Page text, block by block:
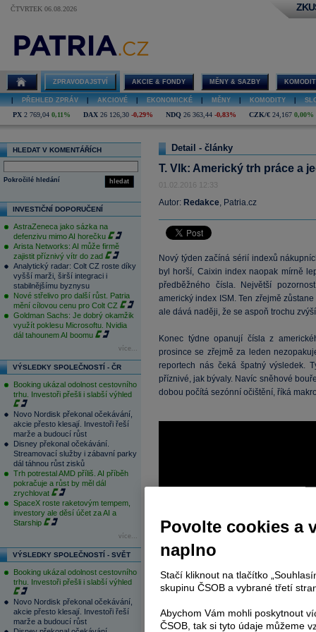
ČTVRTEK 06.08.2026
ZPRAVODAJSTVÍ AKCIE & FONDY MĚNY & SAZBY
PŘEHLED ZPRÁV AKCIOVÉ EKONOMICKÉ MĚNY KOMODITY
PX 2 769,04 0,11% DAX 26 126,30 -0,29% NDQ 26 363,44 -0,83% CZK/€ 24,167 0,00%
HLEDAT V KOMENTÁŘÍCH
hledat
Pokročilé hledání
INVESTIČNÍ DOPORUČENÍ
AstraZeneca jako sázka na
defenzivu mimo AI horečku
Arista Networks: AI může firmě
zajistit příznivý vítr do zad
Analytický radar: Colt CZ roste díky
vyšší marži, širší integraci i
stabilnějšímu byznysu
Nové střelivo pro další růst. Patria
mění cílovou cenu pro Colt CZ
Goldman Sachs: Je dobrý okamžik
využít poklesu Microsoftu. Nvidia
dál tahounem AI boomu
více...
VÝSLEDKY SPOLEČNOSTÍ - ČR
Booking ukázal odolnost cestovního
trhu. Investoři přešli i slabší výhled
Novo Nordisk překonal očekávání,
akcie přesto klesají. Investoři řeší
marže a budoucí růst
Disney překonal očekávání.
Streamovací služby i zábavní parky
dál táhnou růst zisků
Trh potrestal AMD příliš. AI příběh
pokračuje a růst by měl dál
zrychlovat
SpaceX roste raketovým tempem,
investory ale děsí účet za AI a
Starship
více...
VÝSLEDKY SPOLEČNOSTÍ - SVĚT
Booking ukázal odolnost cestovního
trhu. Investoři přešli i slabší výhled
Novo Nordisk překonal očekávání,
akcie přesto klesají. Investoři řeší
marže a budoucí růst
Detail - články
T. Vlk: Americký trh práce a
01.02.2016 12:33
Autor: Redakce, Patria.cz
Nový týden začíná sérií indexů
byl horší, Caixin index naopak mírně
předběžného čísla. Největší
americký index ISM. Ten zřejmě
ale dává naději, že se aspoň trochu
Konec týdne opanují čísla z
prosince se zřejmě za leden
reportech nás čeká špatný výsledek.
příznivé, jak bývaly. Navíc sněhové
dobou počítá sezónní očištění, říká
Povolte cookies a
naplno
Stačí kliknout na tlačítko
skupinu ČSOB a vybrané třetí
Abychom Vám mohli poskytnout
ČSOB, tak si tyto údaje můžeme